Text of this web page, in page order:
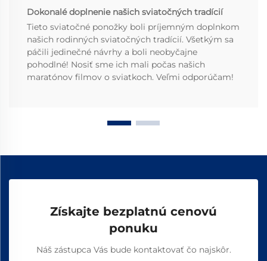
Dokonalé doplnenie našich sviatočných tradícií
Tieto sviatočné ponožky boli príjemným doplnkom
našich rodinných sviatočných tradícií. Všetkým sa
páčili jedinečné návrhy a boli neobyčajne
pohodlné! Nosiť sme ich mali počas našich
maratónov filmov o sviatkoch. Veľmi odporúčam!
Získajte bezplatnú cenovú
ponuku
Náš zástupca Vás bude kontaktovať čo najskôr.